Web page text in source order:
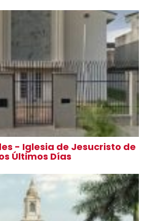
- Iglesia de Jesucristo de
Últimos Días